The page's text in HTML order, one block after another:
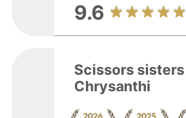
9.6
Scissors sisters
Chrysanthi